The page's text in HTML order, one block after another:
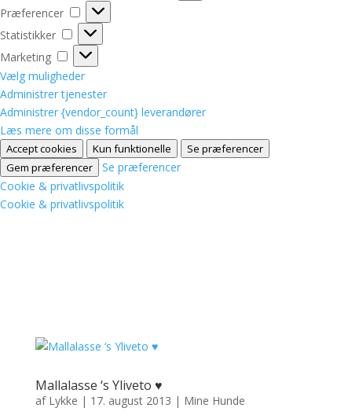
Præferencer
Præferencer
Statistikker
Statistikker
Marketing
Marketing
Vælg muligheder
Administrer tjenester
Administrer {vendor_count} leverandører
Læs mere om disse formål
Accept cookies Kun funktionelle
Se præferencer
Gem præferencer
Se præferencer
Cookie & privatlivspolitik
Cookie & privatlivspolitik
Mallalasse ‘s Yliveto ♥
af Lykke | 17. august 2013 | Mine Hunde